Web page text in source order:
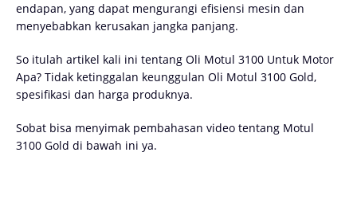
endapan, yang dapat mengurangi efisiensi mesin dan
menyebabkan kerusakan jangka panjang.
So itulah artikel kali ini tentang Oli Motul 3100 Untuk Motor
Apa? Tidak ketinggalan keunggulan Oli Motul 3100 Gold,
spesifikasi dan harga produknya.
Sobat bisa menyimak pembahasan video tentang Motul
3100 Gold di bawah ini ya.